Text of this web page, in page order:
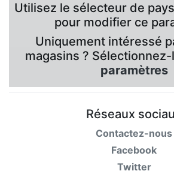
Utilisez le sélecteur de
pour modifier ce
Uniquement intéressé
magasins ?
paramètres
Réseaux
Contactez-nous
Facebook
Twitter